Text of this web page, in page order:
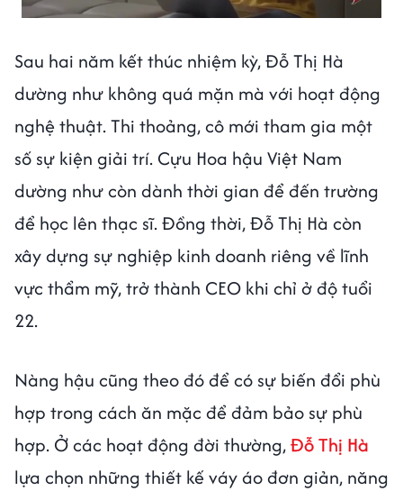
Sau hai năm kết thúc nhiệm kỳ, Đỗ Thị Hà
dường như không quá mặn mà với hoạt động
nghệ thuật. Thi thoảng, cô mới tham gia một
số sự kiện giải trí. Cựu Hoa hậu Việt Nam
dường như còn dành thời gian để đến trường
để học lên thạc sĩ. Đồng thời, Đỗ Thị Hà còn
xây dựng sự nghiệp kinh doanh riêng về lĩnh
vực thẩm mỹ, trở thành CEO khi chỉ ở độ tuổi
22.
Nàng hậu cũng theo đó để có sự biến đổi phù
hợp trong cách ăn mặc để đảm bảo sự phù
hợp. Ở các hoạt động đời thường,Đỗ Thị Hà
lựa chọn những thiết kế váy áo đơn giản, năng